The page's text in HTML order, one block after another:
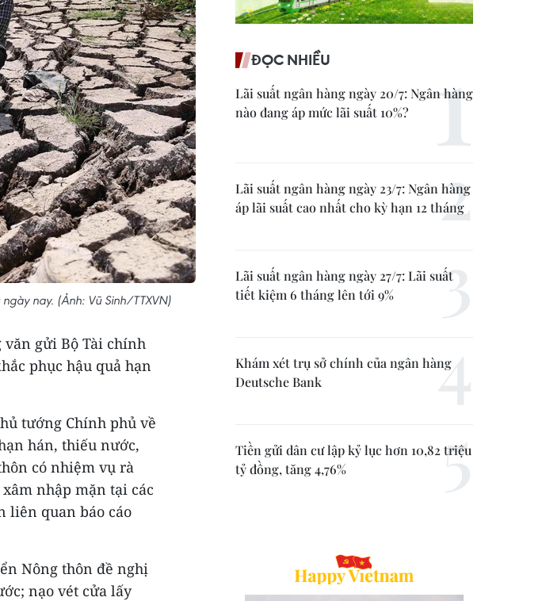
nay. (Ảnh: Vũ Sinh/TTXVN)
văn gửi Bộ Tài chính
phục hậu quả hạn
tướng Chính phủ về
hán, thiếu nước,
có nhiệm vụ rà
nhập mặn tại các
liên quan báo cáo
Nông thôn đề nghị
nạo vét cửa lấy
ĐỌC NHIỀU
Lãi suất ngân hàng ngày 20/7: Ngân hàng
nào đang áp mức lãi suất 10%?
Lãi suất ngân hàng ngày 23/7: Ngân hàng
áp lãi suất cao nhất cho kỳ hạn 12 tháng
Lãi suất ngân hàng ngày 27/7: Lãi suất
tiết kiệm 6 tháng lên tới 9%
Khám xét trụ sở chính của ngân hàng
Deutsche Bank
Tiền gửi dân cư lập kỷ lục hơn 10,82 triệu
tỷ đồng, tăng 4,76%